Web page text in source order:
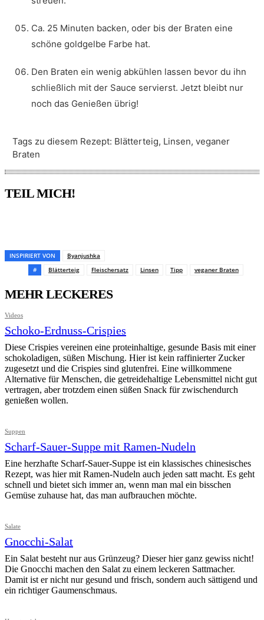
Ca. 25 Minuten backen, oder bis der Braten eine
schöne goldgelbe Farbe hat.
Den Braten ein wenig abkühlen lassen bevor du ihn
schließlich mit der Sauce servierst. Jetzt bleibt nur
noch das Genießen übrig!
Tags zu diesem Rezept: Blätterteig, Linsen, veganer
Braten
TEIL MICH!
INSPIRIERT VON
Byanjushka
#
Blätterteig Fleischersatz Linsen Tipp veganer Braten
MEHR LECKERES
Videos
Schoko-Erdnuss-Crispies
Diese Crispies vereinen eine proteinhaltige, gesunde Basis mit einer
schokoladigen, süßen Mischung. Hier ist kein raffinierter Zucker
zugesetzt und die Crispies sind glutenfrei. Eine willkommene
Alternative für Menschen, die getreidehaltige Lebensmittel nicht gut
vertragen, aber trotzdem einen süßen Snack für zwischendurch
genießen wollen.
Suppen
Scharf-Sauer-Suppe mit Ramen-Nudeln
Eine herzhafte Scharf-Sauer-Suppe ist ein klassisches chinesisches
Rezept, was hier mit Ramen-Nudeln auch jeden satt macht. Es geht
schnell und bietet sich immer an, wenn man mal ein bisschen
Gemüse zuhause hat, das man aufbrauchen möchte.
Salate
Gnocchi-Salat
Ein Salat besteht nur aus Grünzeug? Dieser hier ganz gewiss nicht!
Die Gnocchi machen den Salat zu einem leckeren Sattmacher.
Damit ist er nicht nur gesund und frisch, sondern auch sättigend und
ein richtiger Gaumenschmaus.